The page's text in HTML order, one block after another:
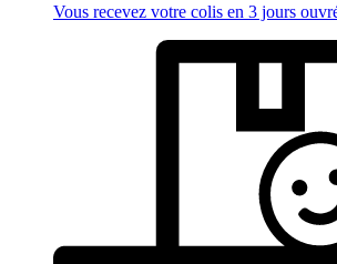
Vous recevez votre colis en 3 jours